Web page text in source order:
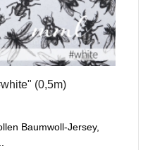
(0,5m)
Baumwoll-Jersey,